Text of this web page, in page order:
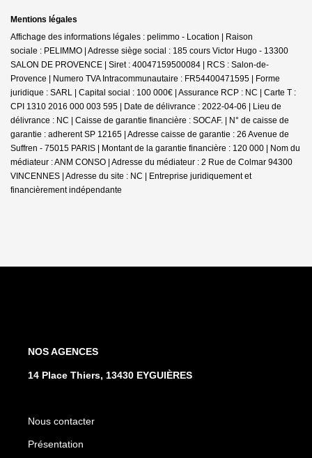
Mentions légales
Affichage des informations légales : pelimmo - Location | Raison
sociale : PELIMMO | Adresse siège social : 185 cours Victor Hugo - 13300
SALON DE PROVENCE | Siret : 40047159500084 | RCS : Salon-de-
Provence | Numero TVA Intracommunautaire : FR54400471595 | Forme
juridique : SARL | Capital social : 100 000€ | Assurance RCP : NC | Carte T :
CPI 1310 2016 000 003 595 | Date de délivrance : 2022-04-06 | Lieu de
délivrance : NC | Caisse de garantie financière : SOCAF. | N° de caisse de
garantie : adherent SP 12165 | Adresse caisse de garantie : 26 Avenue de
Suffren - 75015 PARIS | Montant de la garantie financière : 120 000 | Nom du
médiateur : ANM CONSO | Adresse du médiateur : 2 Rue de Colmar 94300
VINCENNES | Adresse du site : NC | Entreprise juridiquement et
financièrement indépendante
NOS AGENCES
14 Place Thiers, 13430 EYGUIÈRES
Nous contacter
Présentation